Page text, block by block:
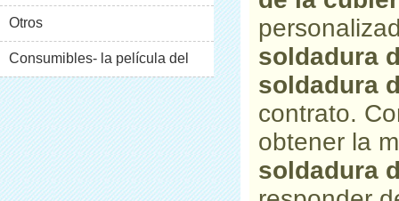
(II)
Otros
Consumibles- la película del
pvc
soldadura
soldadura
contrato.
obtener la
soldadura